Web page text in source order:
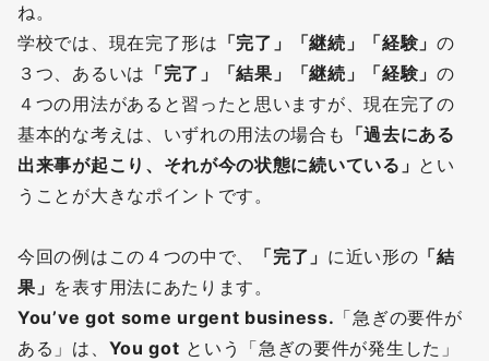
ね。
学校では、現在完了形は 「完了」「継続」「経験」の
３つ、あるいは 「完了」「結果」「継続」「経験」の
４つの用法があると習ったと思いますが、現在完了の
基本的な考えは、いずれの用法の場合も 「過去にある
出来事が起こり、それが今の状態に続いている」 とい
うことが大きなポイントです。
今回の例はこの４つの中で、 「完了」 に近い形の 「結
果」 を表す用法にあたります。
You’ve got some urgent business. 「急ぎの要件が
ある」は、 You got という「急ぎの要件が発生した」